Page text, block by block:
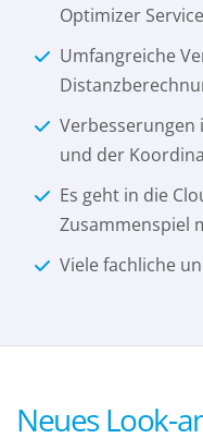
Optimizer
Umfangreiche
Verbesserungen
und der
Es geht in die
Zusammenspiel
Viele fachliche
Neues Look-